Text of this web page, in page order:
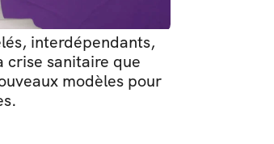
interdépendants,
crise sanitaire que
modèles pour